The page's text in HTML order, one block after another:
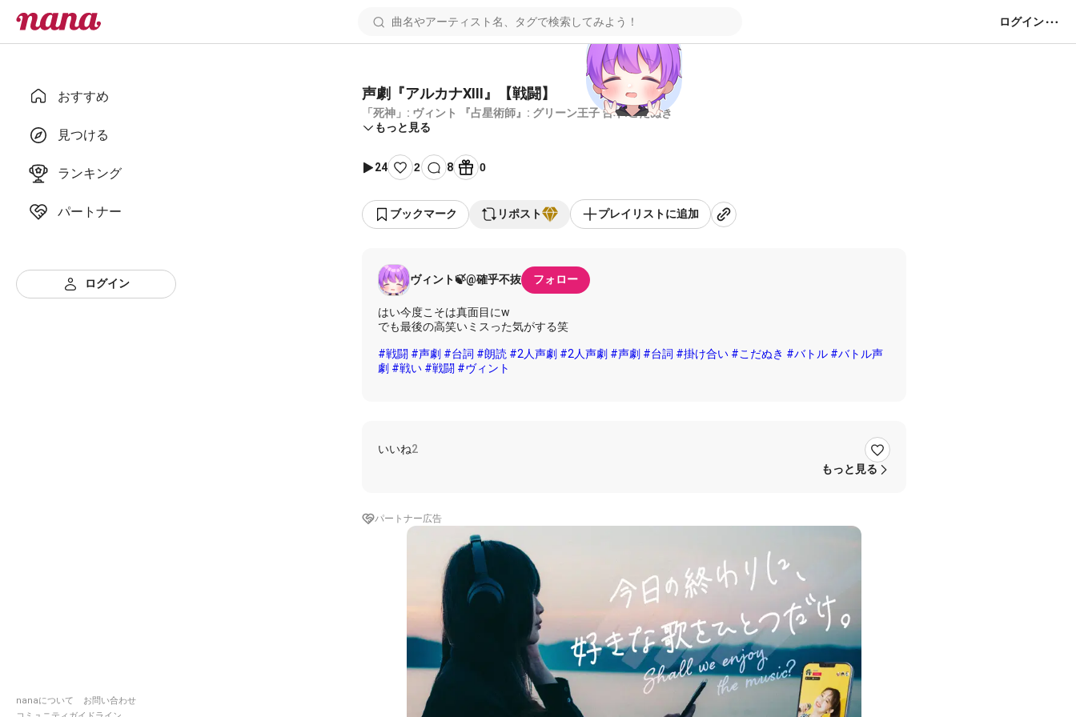
ログイン
おすすめ
見つける
ランキング
パートナー
ログイン
nanaについて
お問い合わせ
声劇『アルカナXIII』【戦闘】
「死神」: ヴィント 『占星術師』: グリーン王子 台本:こだぬき
もっと見る
24 2 8 0
ブックマーク リポスト プレイリストに追加
ヴィント🍃@確乎不抜 フォロー
はい今度こそは真面目にw
でも最後の高笑いミスった気がする笑
#戦闘 #声劇 #台詞 #朗読 #2人声劇 #2人声劇 #声劇 #台詞 #掛け合い #こだぬき #バトル #バトル声
劇 #戦い #戦闘 #ヴィント
いいね2
もっと見る
パートナー広告